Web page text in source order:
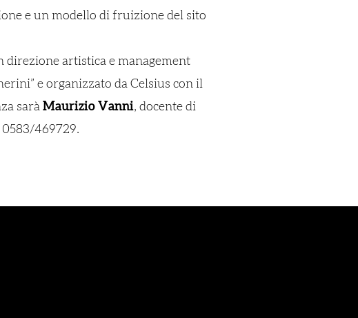
e un modello di fruizione del sito
direzione artistica e management
e organizzato da Celsius con il
sarà Maurizio Vanni, docente di
469729.